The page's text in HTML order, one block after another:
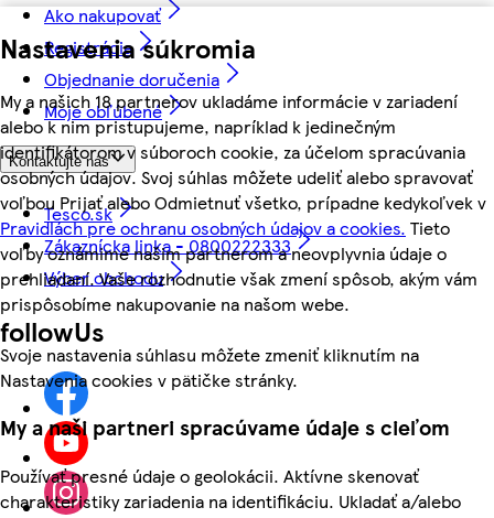
Nastavenia súkromia
My a našich 18 partnerov ukladáme informácie v zariadení
alebo k nim pristupujeme, napríklad k jedinečným
identifikátorom v súboroch cookie, za účelom spracúvania
osobných údajov. Svoj súhlas môžete udeliť alebo spravovať
voľbou Prijať alebo Odmietnuť všetko, prípadne kedykoľvek v
Pravidlách pre ochranu osobných údajov a cookies. Tieto
voľby oznámime našim partnerom a neovplyvnia údaje o
prehliadaní. Vaše rozhodnutie však zmení spôsob, akým vám
prispôsobíme nakupovanie na našom webe.
Svoje nastavenia súhlasu môžete zmeniť kliknutím na
Nastavenia cookies v pätičke stránky.
My a naši partneri spracúvame údaje s cieľom
Používať presné údaje o geolokácii. Aktívne skenovať
charakteristiky zariadenia na identifikáciu. Ukladať a/alebo
Ako nakupovať
Registrácia
Objednanie doručenia
Moje obľúbené
Kontaktujte nás
Tesco.sk
Zákaznícka linka - 0800222333
Výber obchodu
followUs